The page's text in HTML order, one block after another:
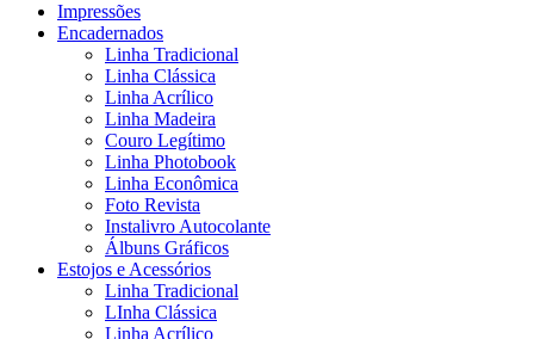
Impressões
Encadernados
Linha Tradicional
Linha Clássica
Linha Acrílico
Linha Madeira
Couro Legítimo
Linha Photobook
Linha Econômica
Foto Revista
Instalivro Autocolante
Álbuns Gráficos
Estojos e Acessórios
Linha Tradicional
LInha Clássica
Linha Acrílico